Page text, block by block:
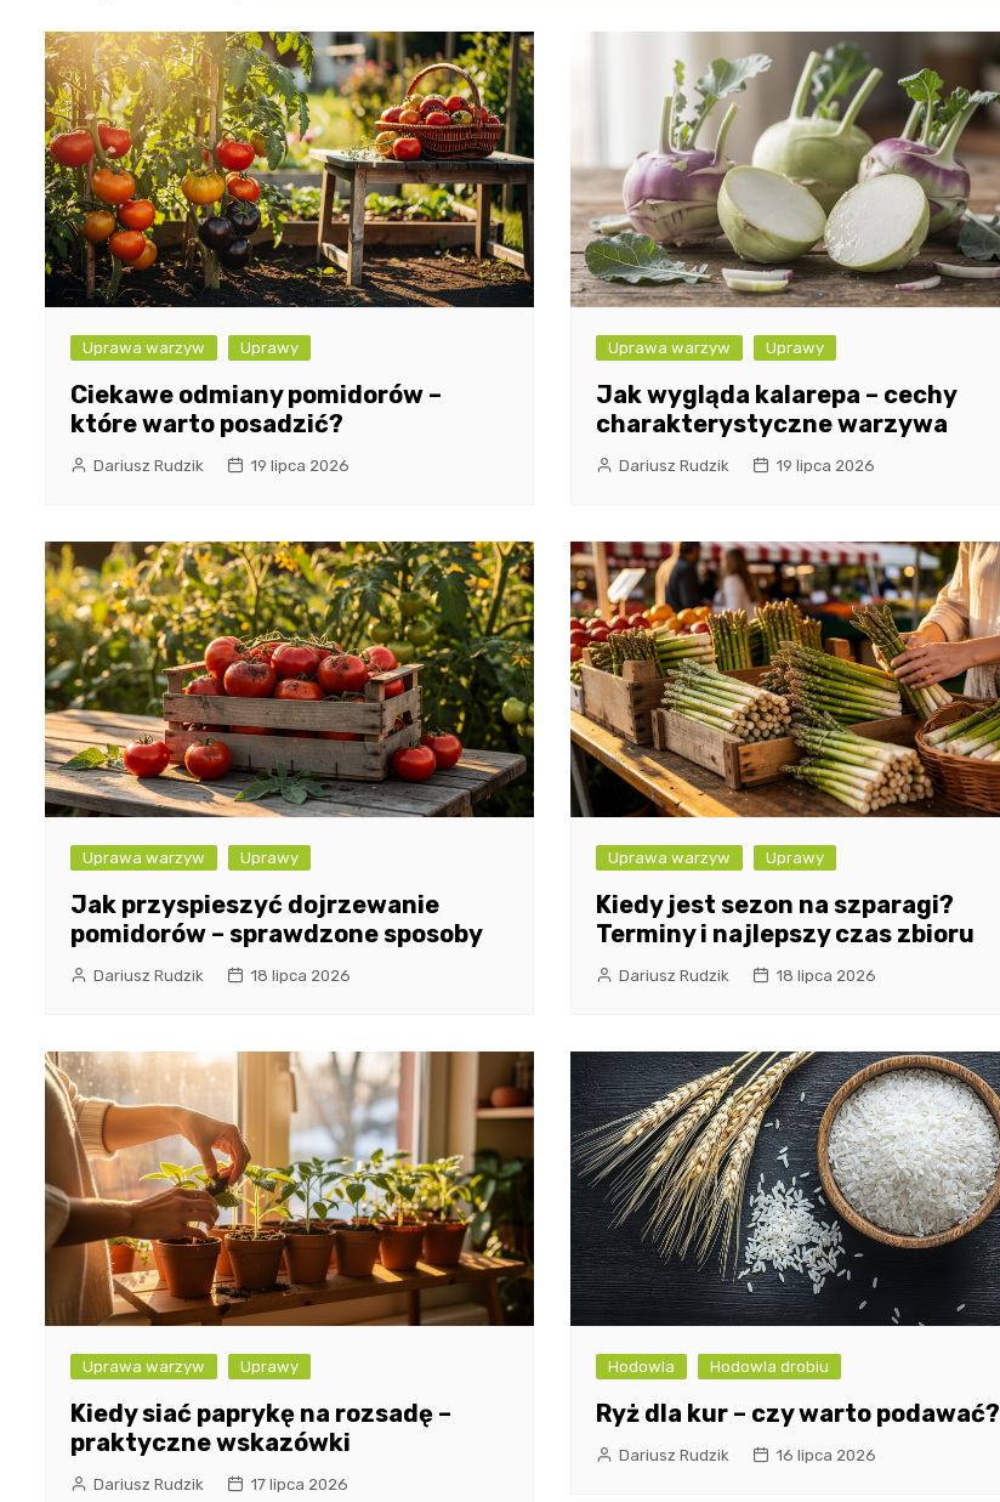
Uprawa warzyw Uprawy
Ciekawe odmiany pomidorów –
które warto posadzić?
Dariusz Rudzik 19 lipca 2026
Uprawa warzyw Uprawy
Jak wygląda kalarepa – cechy
charakterystyczne warzywa
Dariusz Rudzik 19 lipca 2026
Uprawa warzyw Uprawy
Jak przyspieszyć dojrzewanie
pomidorów – sprawdzone sposoby
Dariusz Rudzik 18 lipca 2026
Uprawa warzyw Uprawy
Kiedy jest sezon na szparagi?
Terminy i najlepszy czas zbioru
Dariusz Rudzik 18 lipca 2026
Uprawa warzyw Uprawy
Kiedy siać paprykę na rozsadę –
praktyczne wskazówki
Dariusz Rudzik 17 lipca 2026
Hodowla Hodowla drobiu
Ryż dla kur – czy warto podawać?
Dariusz Rudzik 16 lipca 2026